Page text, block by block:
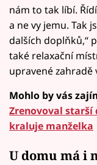
nám to tak líbí.
a ne vy jemu. Tak
dalších doplňků,“
také relaxační
upravené zahradě
Mohlo by vás
Zrenovoval starší
kraluje manželka
U domu má i